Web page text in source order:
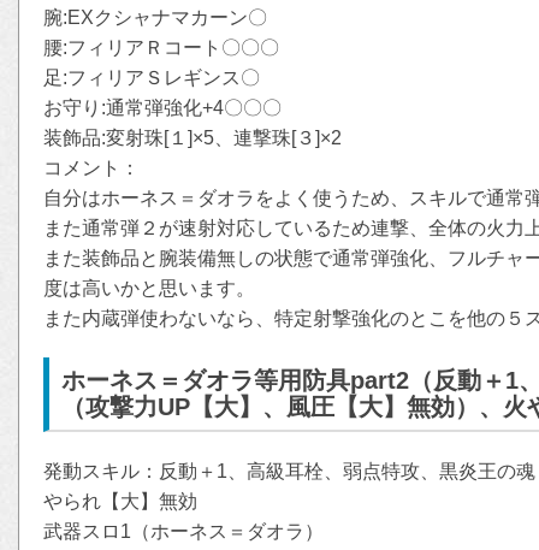
腕:EXクシャナマカーン〇
腰:フィリアＲコート〇〇〇
足:フィリアＳレギンス〇
お守り:通常弾強化+4〇〇〇
装飾品:変射珠[１]×5、連撃珠[３]×2
コメント：
自分はホーネス＝ダオラをよく使うため、スキルで通常
また通常弾２が速射対応しているため連撃、全体の火力
また装飾品と腕装備無しの状態で通常弾強化、フルチャ
度は高いかと思います。
また内蔵弾使わないなら、特定射撃強化のとこを他の５
ホーネス＝ダオラ等用防具part2（反動＋1
（攻撃力UP【大】、風圧【大】無効）、
発動スキル：反動＋1、高級耳栓、弱点特攻、黒炎王の
やられ【大】無効
武器スロ1（ホーネス＝ダオラ）